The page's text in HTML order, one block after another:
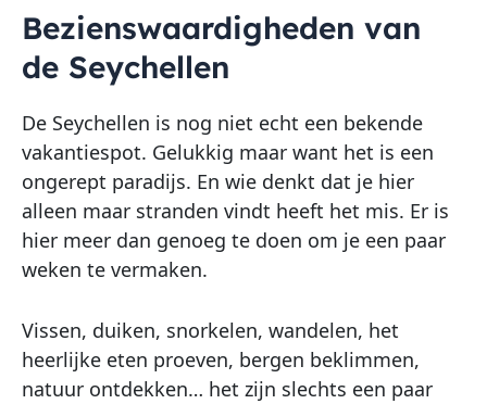
Bezienswaardigheden van
de Seychellen
De Seychellen is nog niet echt een bekende
vakantiespot. Gelukkig maar want het is een
ongerept paradijs. En wie denkt dat je hier
alleen maar stranden vindt heeft het mis. Er is
hier meer dan genoeg te doen om je een paar
weken te vermaken.
Vissen, duiken, snorkelen, wandelen, het
heerlijke eten proeven, bergen beklimmen,
natuur ontdekken… het zijn slechts een paar